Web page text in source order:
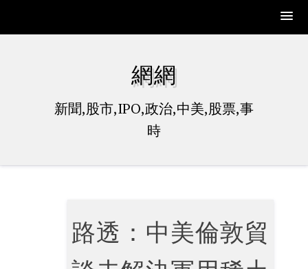
網網
新聞,股市,IPO,政治,中美,股票,事
時
路透：中美倫敦貿